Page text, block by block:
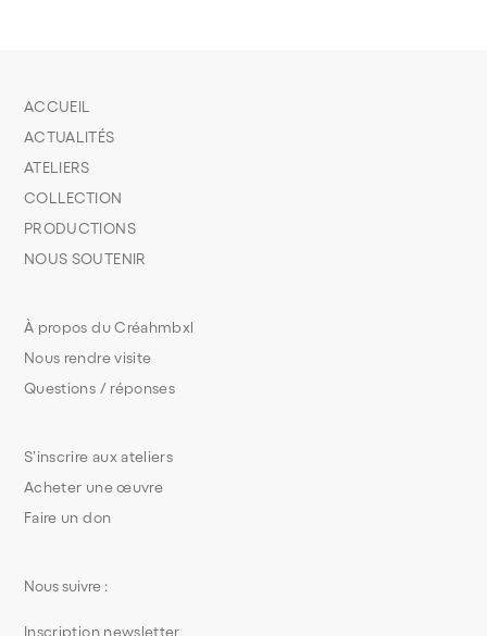
S’inscrire aux ateliers
Acheter une œuvre
Faire un don
À propos du Créahmbxl
Nous rendre visite
Questions / réponses
ACCUEIL
ACTUALITÉS
ATELIERS
COLLECTION
PRODUCTIONS
NOUS SOUTENIR
Nous suivre :
Inscription newsletter